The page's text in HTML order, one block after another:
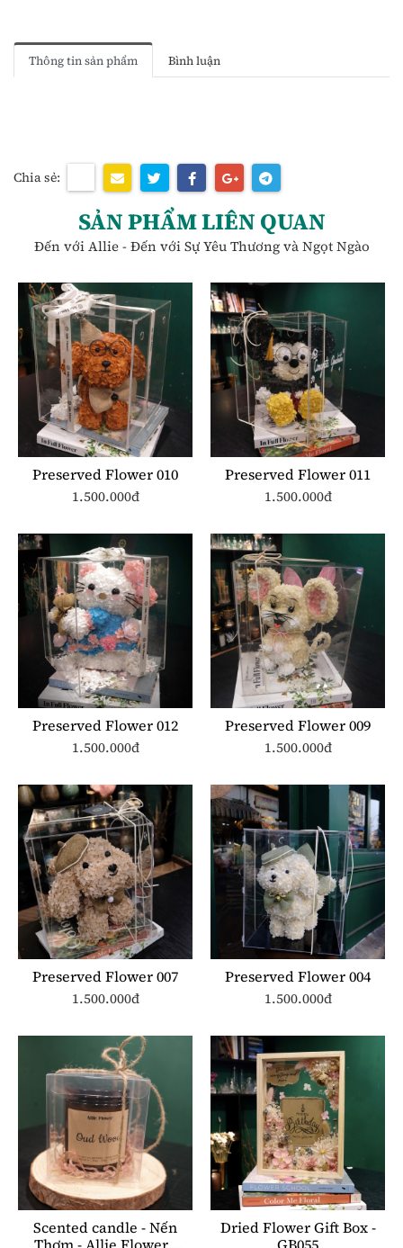
Thông tin sản phẩm Bình luận
Chia sẻ:
SẢN PHẨM LIÊN QUAN
Đến với Allie - Đến với Sự Yêu Thương và Ngọt Ngào
Preserved Flower 010
1.500.000đ
Preserved Flower 011
1.500.000đ
Preserved Flower 012
1.500.000đ
Preserved Flower 009
1.500.000đ
Preserved Flower 007
1.500.000đ
Preserved Flower 004
1.500.000đ
Scented candle - Nến
Thơm - Allie Flower -
Dried Flower Gift Box -
GB055